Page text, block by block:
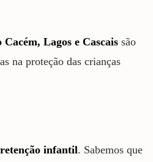
Cacém, Lagos e Cascais são
na proteção das crianças
infantil. Sabemos que